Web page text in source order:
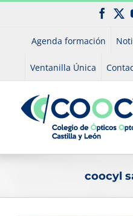
Saltar
X
Agenda formación
Ventanilla Única
coocyl